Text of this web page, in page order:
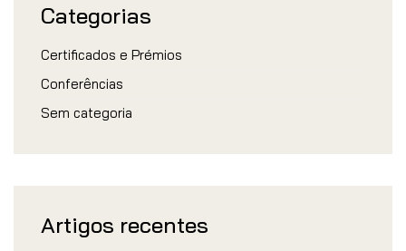
Categorias
Certificados e Prémios
Conferências
Sem categoria
Artigos recentes